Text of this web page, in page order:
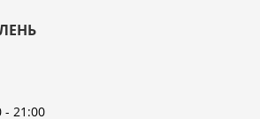
- 21:00